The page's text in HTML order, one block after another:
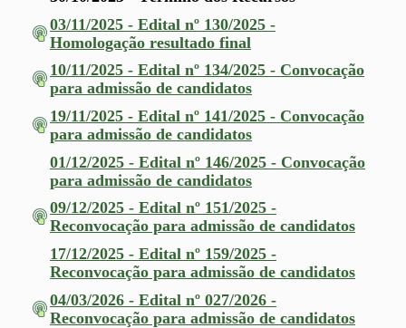
03/11/2025 - Edital nº 130/2025 -
Homologação resultado final
10/11/2025 - Edital nº 134/2025 - Convocação
para admissão de candidatos
19/11/2025 - Edital nº 141/2025 - Convocação
para admissão de candidatos
01/12/2025 - Edital nº 146/2025 - Convocação
para admissão de candidatos
09/12/2025 - Edital nº 151/2025 -
Reconvocação para admissão de candidatos
17/12/2025 - Edital nº 159/2025 -
Reconvocação para admissão de candidatos
04/03/2026 - Edital nº 027/2026 -
Reconvocação para admissão de candidatos